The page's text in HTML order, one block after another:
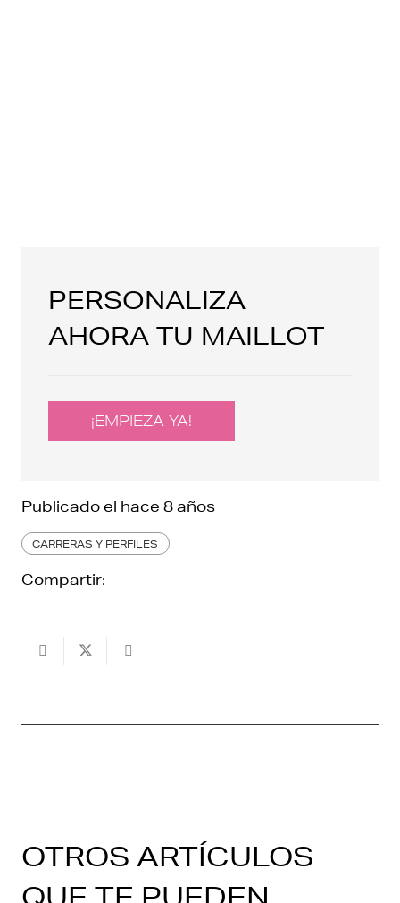
PERSONALIZA
AHORA TU MAILLOT
¡EMPIEZA YA!
Publicado el hace 8 años
CARRERAS Y PERFILES
Compartir:
OTROS ARTÍCULOS